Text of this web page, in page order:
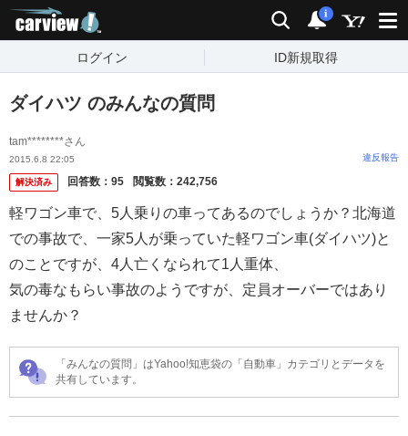
検索 通知
i
ログイン ID新規取得
ダイハツ のみんなの質問
tam********さん
2015.6.8 22:05 違反報告
解決済み 回答数： 95 閲覧数： 242,756
軽ワゴン車で、5人乗りの車ってあるのでしょうか？北海道
での事故で、一家5人が乗っていた軽ワゴン車(ダイハツ)と
のことですが、4人亡くなられて1人重体、
気の毒なもらい事故のようですが、定員オーバーではあり
ませんか？
「みんなの質問」はYahoo!知恵袋の「自動車」カテゴリとデータを
共有しています。